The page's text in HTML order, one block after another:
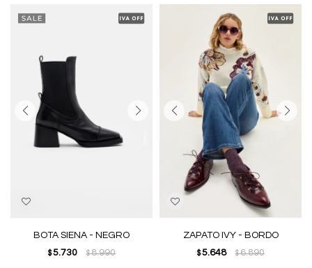
BOTA SIENA - NEGRO
$ 5.730 $8.990
ZAPATO IVY - BORDO
$ 5.648 $6.890